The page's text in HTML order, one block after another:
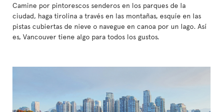
Camine por pintorescos senderos en los parques de la
ciudad, haga tirolina a través en las montañas, esquíe en las
pistas cubiertas de nieve o navegue en canoa por un lago. Así
es, Vancouver tiene algo para todos los gustos.